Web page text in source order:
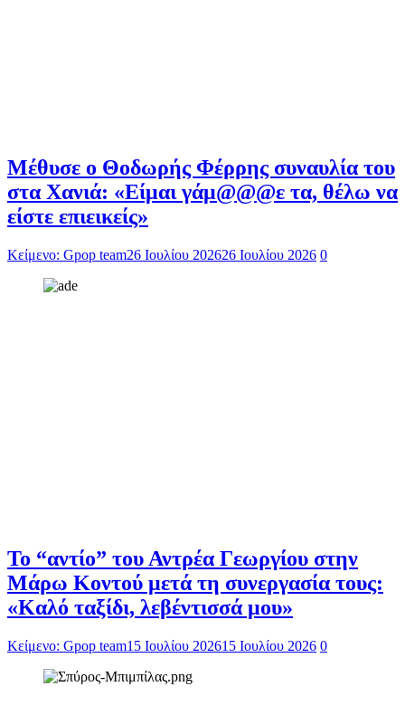
Μέθυσε ο Θοδωρής Φέρρης συναυλία του
στα Χανιά: «Είμαι γάμ@@@ε τα, θέλω να
είστε επιεικείς»
Κείμενο: Gpop team26 Ιουλίου 202626 Ιουλίου 2026 0
Το “αντίο” του Αντρέα Γεωργίου στην
Μάρω Κοντού μετά τη συνεργασία τους:
«Καλό ταξίδι, λεβέντισσά μου»
Κείμενο: Gpop team15 Ιουλίου 202615 Ιουλίου 2026 0